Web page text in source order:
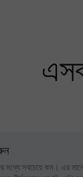
মধ্যে সবচেয়ে কম। এর মানে,